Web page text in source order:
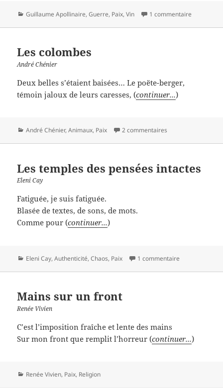
Catégories
Guillaume Apollinaire,Guerre, Paix,Vin 1 commentaire
Les colombes
André Chénier
Deux belles s’étaient baisées… Le poëte-berger,
témoin jaloux de leurs caresses, (continuer...)
Catégories
André Chénier,Animaux, Paix 2 commentaires
Les temples des pensées intactes
Eleni Cay
Fatiguée, je suis fatiguée.
Blasée de textes, de sons, de mots.
Comme pour (continuer...)
Catégories
Eleni Cay,Authenticité,Chaos, Paix 1 commentaire
Mains sur un front
Renée Vivien
C’est l’imposition fraîche et lente des mains
Sur mon front que remplit l’horreur (continuer...)
Catégories
Renée Vivien, Paix, Religion